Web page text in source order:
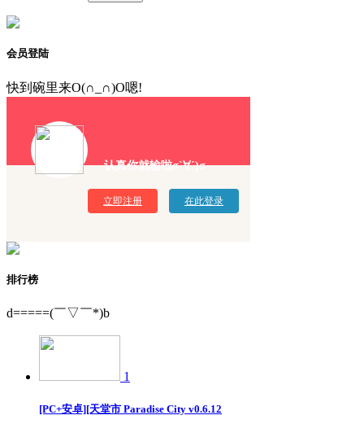
会员登陆
快到碗里来O(∩_∩)O嗯!
认真你就输啦σ`∀´)σ
立即注册 在此登录
排行榜
d=====(￣▽￣*)b
1
[PC+安卓][天堂市 Paradise City v0.6.12